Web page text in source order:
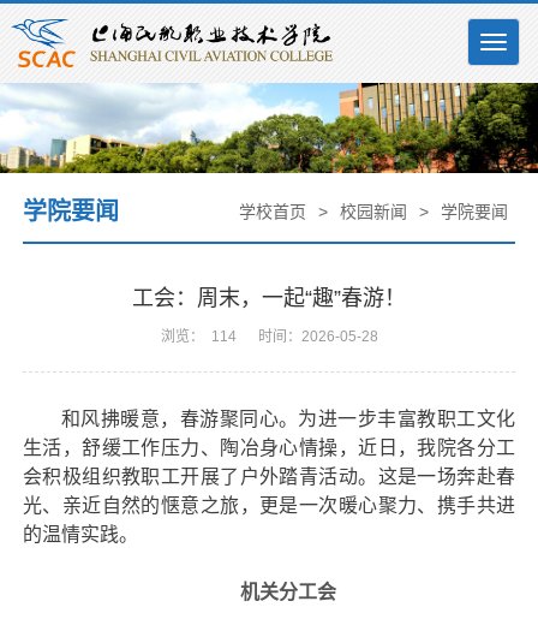
学院要闻 学校首页 > 校园新闻 > 学院要闻
工会：周末，一起“趣”春游！
浏览： 114 时间：2026-05-28
和风拂暖意，春游聚同心。 为进一步丰富教职工文化
生活，舒缓工作压力、陶冶身心情操，近日，我院各分工
会积极组织教职工开展了户外踏青活动。这是一场奔赴春
光、亲近自然的惬意之旅，更是一次暖心聚力、携手共进
的温情实践。
机关分工会